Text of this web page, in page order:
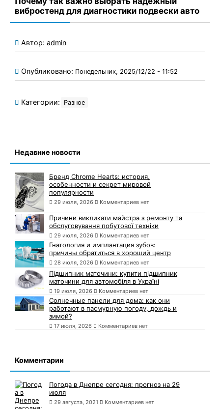
вибростенд для диагностики подвески авто
Автор: admin
Опубликовано: Понедельник, 2025/12/22 - 11:52
Категории: Разное
Недавние новости
Бренд Chrome Hearts: история,
особенности и секрет мировой
популярности
29 июля, 2026 Комментариев нет
Причини викликати майстра з ремонту та
обслуговування побутової техніки
29 июля, 2026 Комментариев нет
Гнатология и имплантация зубов:
причины обратиться в хороший центр
28 июля, 2026 Комментариев нет
Підшипник маточини: купити підшипник
маточини для автомобіля в Україні
19 июля, 2026 Комментариев нет
Солнечные панели для дома: как они
работают в пасмурную погоду, дождь и
зимой?
17 июля, 2026 Комментариев нет
Комментарии
Погода в Днепре сегодня: прогноз на 29
июля
29 августа, 2021 Комментариев нет